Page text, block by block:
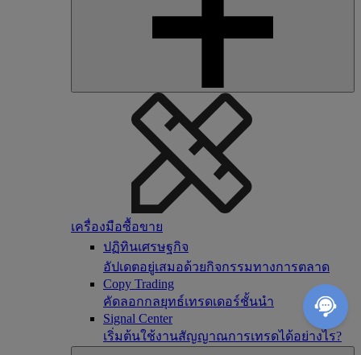
เครื่องมือซื้อขาย
ปฏิทินเศรษฐกิจ
อัปเดตอยู่เสมอด้วยกิจกรรมทางการตลาด
Copy Trading
คัดลอกกลยุทธ์เทรดเดอร์ชั้นนำ
Signal Center
เริ่มต้นใช้งานสัญญาณการเทรดได้อย่างไร?